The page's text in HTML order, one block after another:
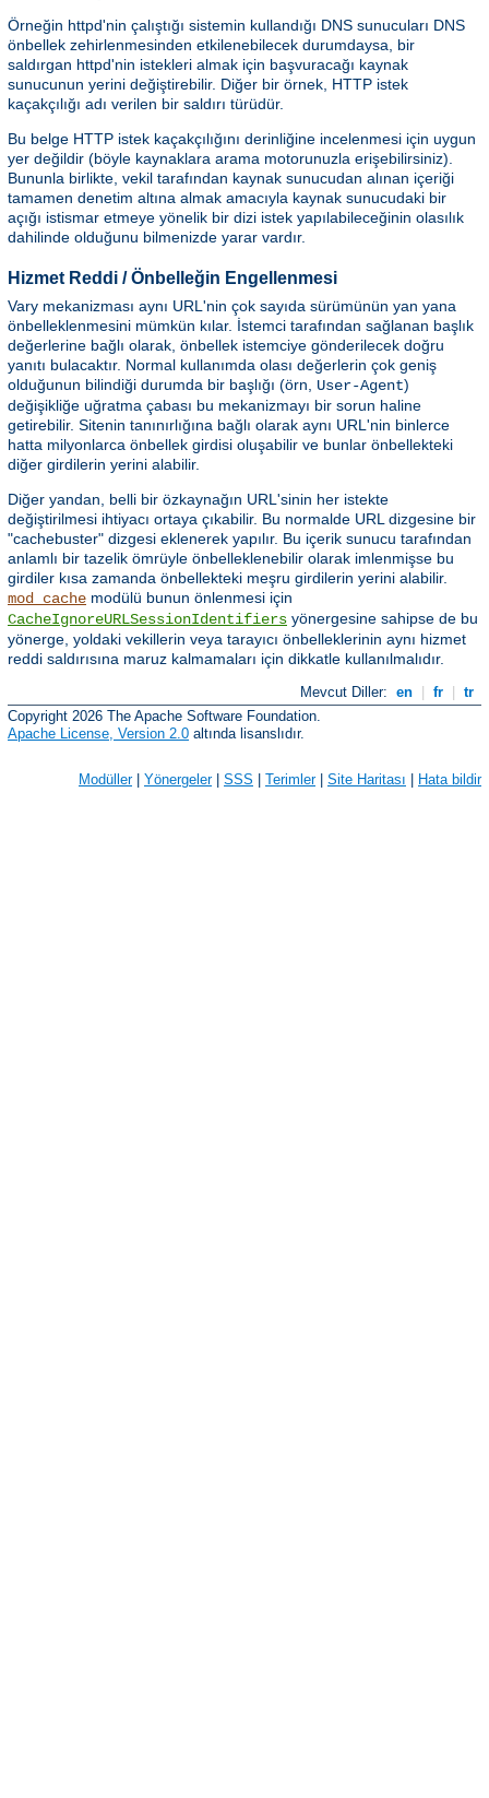
Örneğin httpd'nin çalıştığı sistemin kullandığı DNS sunucuları DNS
önbellek zehirlenmesinden etkilenebilecek durumdaysa, bir
saldırgan httpd'nin istekleri almak için başvuracağı kaynak
sunucunun yerini değiştirebilir. Diğer bir örnek, HTTP istek
kaçakçılığı adı verilen bir saldırı türüdür.
Bu belge HTTP istek kaçakçılığını derinliğine incelenmesi için uygun
yer değildir (böyle kaynaklara arama motorunuzla erişebilirsiniz).
Bununla birlikte, vekil tarafından kaynak sunucudan alınan içeriği
tamamen denetim altına almak amacıyla kaynak sunucudaki bir
açığı istismar etmeye yönelik bir dizi istek yapılabileceğinin olasılık
dahilinde olduğunu bilmenizde yarar vardır.
Hizmet Reddi / Önbelleğin Engellenmesi
Vary mekanizması aynı URL'nin çok sayıda sürümünün yan yana
önbelleklenmesini mümkün kılar. İstemci tarafından sağlanan başlık
değerlerine bağlı olarak, önbellek istemciye gönderilecek doğru
yanıtı bulacaktır. Normal kullanımda olası değerlerin çok geniş
olduğunun bilindiği durumda bir başlığı (örn, User-Agent)
değişikliğe uğratma çabası bu mekanizmayı bir sorun haline
getirebilir. Sitenin tanınırlığına bağlı olarak aynı URL'nin binlerce
hatta milyonlarca önbellek girdisi oluşabilir ve bunlar önbellekteki
diğer girdilerin yerini alabilir.
Diğer yandan, belli bir özkaynağın URL'sinin her istekte
değiştirilmesi ihtiyacı ortaya çıkabilir. Bu normalde URL dizgesine bir
"cachebuster" dizgesi eklenerek yapılır. Bu içerik sunucu tarafından
anlamlı bir tazelik ömrüyle önbelleklenebilir olarak imlenmişse bu
girdiler kısa zamanda önbellekteki meşru girdilerin yerini alabilir.
mod_cache modülü bunun önlenmesi için
CacheIgnoreURLSessionIdentifiers yönergesine sahipse de bu
yönerge, yoldaki vekillerin veya tarayıcı önbelleklerinin aynı hizmet
reddi saldırısına maruz kalmamaları için dikkatle kullanılmalıdır.
Mevcut Diller: en fr
tr
Copyright 2026 The Apache Software Foundation.
Apache License, Version 2.0 altında lisanslıdır.
Modüller| Yönergeler| SSS Terimler| Site Haritası Hata bildir